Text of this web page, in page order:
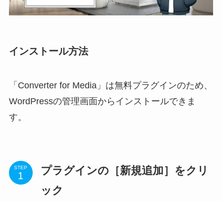
インストール方法
「Converter for Media」は無料プラグインのため、
WordPressの管理画面からインストールできま
す。
STEP
プラグインの［新規追加］をクリ
ック